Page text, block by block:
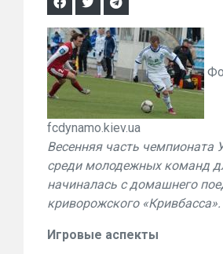
fcdynamo.kiev.ua
Весенняя часть чемпионата
среди молодежных команд
начиналась с домашнего
криворожского «Кривбасса».
Игровые аспекты